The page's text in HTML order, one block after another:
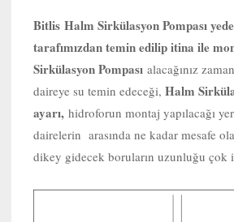
Bitlis Halm Sirkülasyon Pompası
tarafımızdan temin edilip itina ile
Sirkülasyon Pompası alacağınız
daireye su temin edeceği, Halm
ayarı, hidroforun montaj yapılacağı
dairelerin arasında ne kadar mesafe
dikey gidecek boruların uzunluğu çok